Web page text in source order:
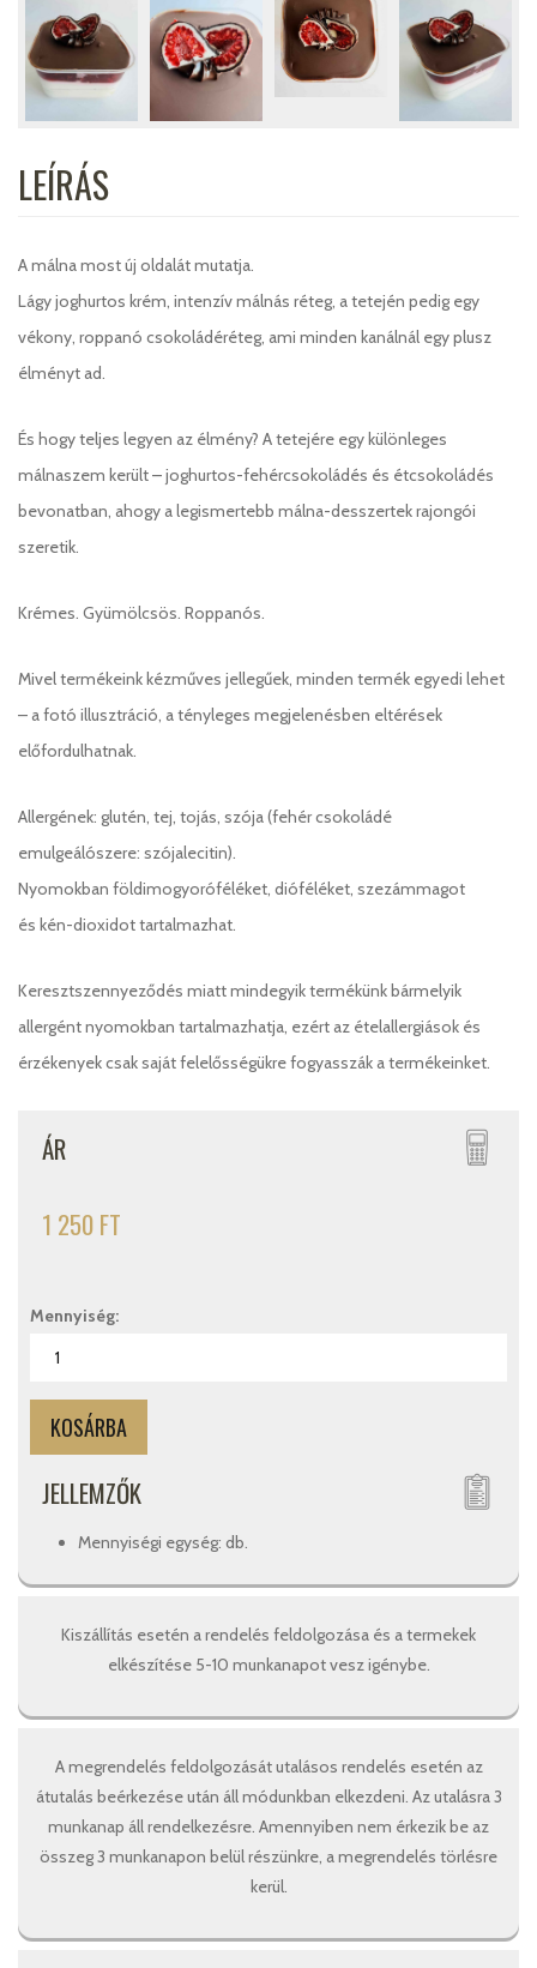
LEÍRÁS
A málna most új oldalát mutatja.
Lágy joghurtos krém, intenzív málnás réteg, a tetején pedig egy
vékony, roppanó csokoládéréteg, ami minden kanálnál egy plusz
élményt ad.
És hogy teljes legyen az élmény? A tetejére egy különleges
málnaszem került – joghurtos-fehércsokoládés és étcsokoládés
bevonatban, ahogy a legismertebb málna-desszertek rajongói
szeretik.
Krémes. Gyümölcsös. Roppanós.
Mivel termékeink kézműves jellegűek, minden termék egyedi lehet
– a fotó illusztráció, a tényleges megjelenésben eltérések
előfordulhatnak.
Allergének: glutén, tej, tojás, szója (fehér csokoládé
emulgeálószere: szójalecitin).
Nyomokban földimogyoróféléket, dióféléket, szezámmagot
és kén-dioxidot tartalmazhat.
Keresztszennyeződés miatt mindegyik termékünk bármelyik
allergént nyomokban tartalmazhatja, ezért az ételallergiások és
érzékenyek csak saját felelősségükre fogyasszák a termékeinket.
ÁR
1 250 FT
Mennyiség:
JELLEMZŐK
Mennyiségi egység: db.
Kiszállítás esetén a rendelés feldolgozása és a termekek
elkészítése 5-10 munkanapot vesz igénybe.
A megrendelés feldolgozását utalásos rendelés esetén az
átutalás beérkezése után áll módunkban elkezdeni. Az utalásra 3
munkanap áll rendelkezésre. Amennyiben nem érkezik be az
összeg 3 munkanapon belül részünkre, a megrendelés törlésre
kerül.